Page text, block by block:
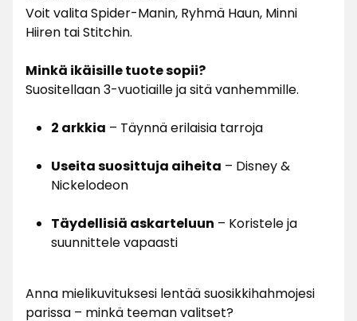
Voit valita Spider-Manin, Ryhmä Haun, Minni
Hiiren tai Stitchin.
Minkä ikäisille tuote sopii?
Suositellaan 3-vuotiaille ja sitä vanhemmille.
2 arkkia – Täynnä erilaisia tarroja
Useita suosittuja aiheita – Disney &
Nickelodeon
Täydellisiä askarteluun – Koristele ja
suunnittele vapaasti
Anna mielikuvituksesi lentää suosikkihahmojesi
parissa – minkä teeman valitset?